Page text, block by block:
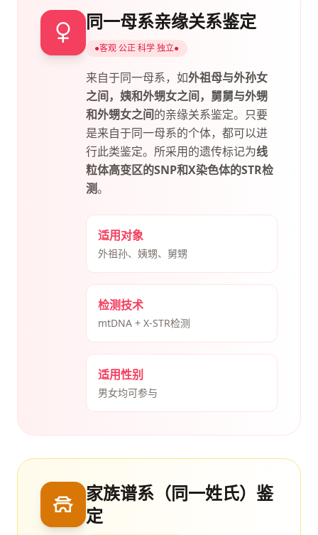
同一母系亲缘关系鉴定
●客观 公正 科学 独立●
来自于同一母系，如外祖母与外孙女
之间，姨和外甥女之间，舅舅与外甥
和外甥女之间的亲缘关系鉴定。只要
是来自于同一母系的个体，都可以进
行此类鉴定。所采用的遗传标记为线
粒体高变区的SNP和X染色体的STR检
测。
适用对象
外祖孙、姨甥、舅甥
检测技术
mtDNA + X-STR检测
适用性别
男女均可参与
家族谱系（同一姓氏）鉴
定